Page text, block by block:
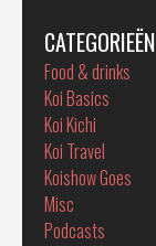
CATEGORIEËN
Food & drinks
Koi Basics
Koi Kichi
Koi Travel
Koishow Goes
Misc
Podcasts